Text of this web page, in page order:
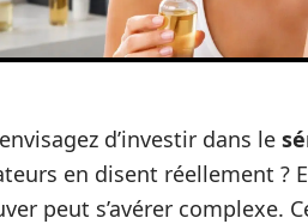
d’investir dans le
en disent réellement ?
peut s’avérer complexe.